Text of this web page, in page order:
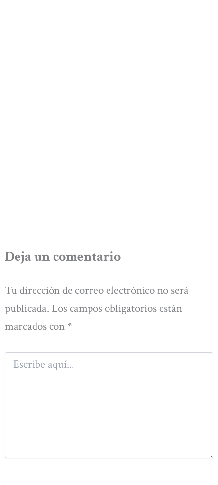
Deja un comentario
Tu dirección de correo electrónico no será
publicada. Los campos obligatorios están
marcados con *
Escribe
aquí...